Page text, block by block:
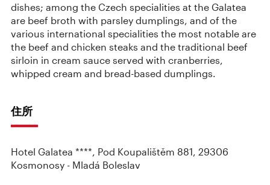
dishes; among the Czech specialities at the Galatea
are beef broth with parsley dumplings, and of the
various international specialities the most notable are
the beef and chicken steaks and the traditional beef
sirloin in cream sauce served with cranberries,
whipped cream and bread-based dumplings.
住所
Hotel Galatea ****, Pod Koupalištěm 881, 29306
Kosmonosy - Mladá Boleslav